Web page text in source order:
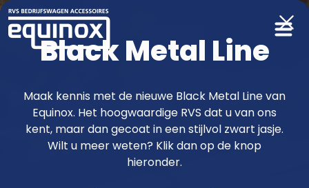
Producten
functioneler & fraaier met RVS van
Equinox
Black Metal Line
Maak kennis met de nieuwe Black Metal Line van
Equinox. Het hoogwaardige RVS dat u van ons
kent, maar dan gecoat in een stijlvol zwart jasje.
Wilt u meer weten? Klik dan op de knop
hieronder.